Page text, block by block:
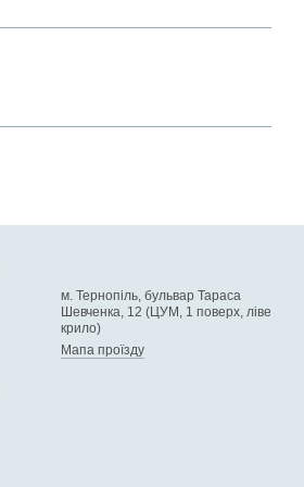
м. Тернопіль, бульвар Тараса
Шевченка, 12 (ЦУМ, 1 поверх, ліве
крило)
Мапа проїзду